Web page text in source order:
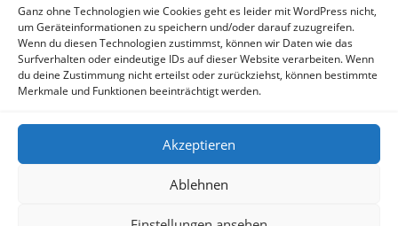
Ganz ohne Technologien wie Cookies geht es leider mit WordPress nicht,
um Geräteinformationen zu speichern und/oder darauf zuzugreifen.
Wenn du diesen Technologien zustimmst, können wir Daten wie das
Surfverhalten oder eindeutige IDs auf dieser Website verarbeiten. Wenn
du deine Zustimmung nicht erteilst oder zurückziehst, können bestimmte
Merkmale und Funktionen beeinträchtigt werden.
Akzeptieren
Ablehnen
META
Anmelden
Eintrags-Feed
WordPress.org